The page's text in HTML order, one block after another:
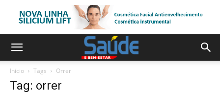
Início Tags Orrer
Tag: orrer